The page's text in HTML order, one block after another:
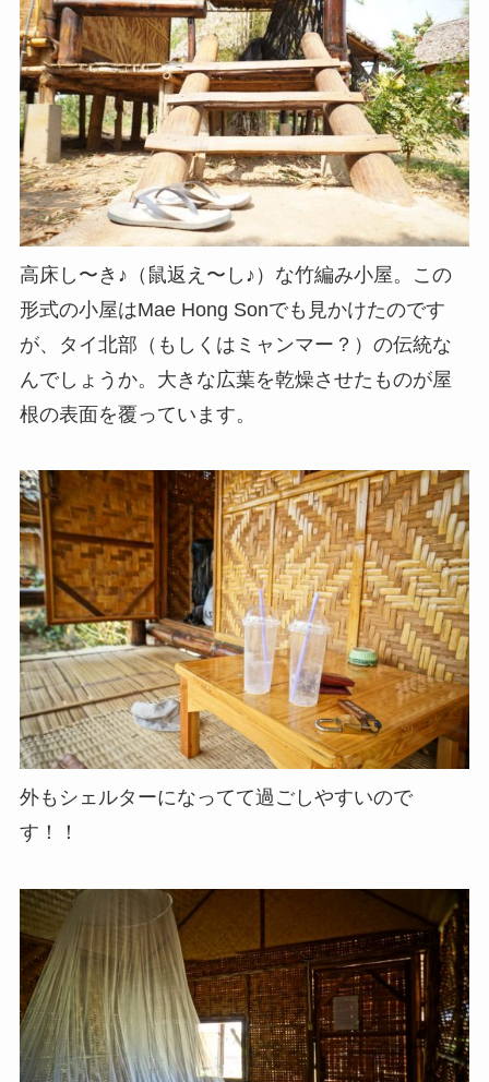
高床し〜き♪（鼠返え〜し♪）な竹編み小屋。この
形式の小屋はMae Hong Sonでも見かけたのです
が、タイ北部（もしくはミャンマー？）の伝統な
んでしょうか。大きな広葉を乾燥させたものが屋
根の表面を覆っています。
外もシェルターになってて過ごしやすいので
す！！